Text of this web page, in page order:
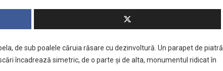
de sub poalele căruia răsare cu dezinvoltură. Un parapet de piatră
încadrează simetric, de o parte și de alta, monumentul ridicat în